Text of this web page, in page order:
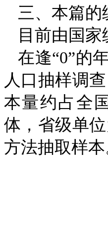
三、本篇的
目前由国
在逢“0”的
人口抽样调
本量约占全
体，省级单
方法抽取样本